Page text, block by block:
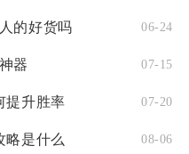
的好货吗 06-24
器 07-15
提升胜率 07-20
略是什么 08-06